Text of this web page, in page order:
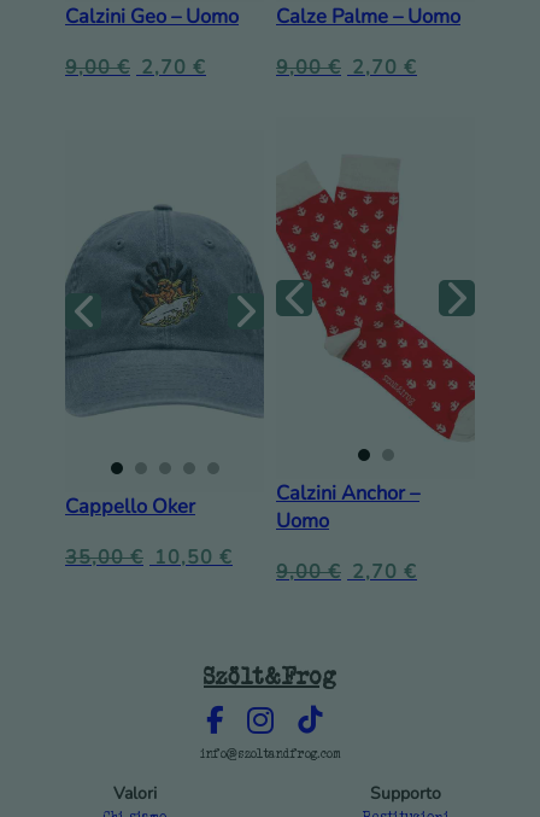
Calzini Geo – Uomo
9,00€ 2,70 €
Calze Palme – Uomo
9,00€ 2,70 €
Cappello Oker
35,00€ 10,50 €
Calzini Anchor –
Uomo
9,00€ 2,70 €
Szölt&Frog
info@szoltandfrog.com
Valori Supporto